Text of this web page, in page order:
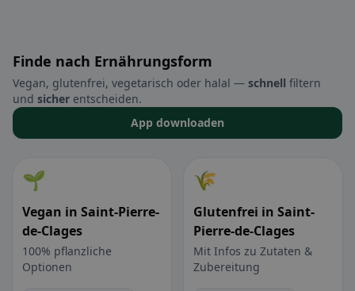
Finde nach Ernährungsform
Vegan, glutenfrei, vegetarisch oder halal — schnell filtern
und sicher entscheiden.
App downloaden
🌱
Vegan in Saint-Pierre-
de-Clages
100% pflanzliche
Optionen
🌾
Glutenfrei in Saint-
Pierre-de-Clages
Mit Infos zu Zutaten &
Zubereitung